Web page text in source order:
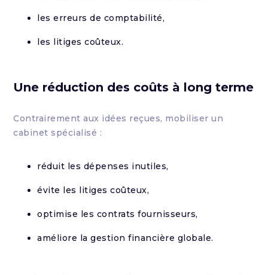
les erreurs de comptabilité,
les litiges coûteux.
Une réduction des coûts à long terme
Contrairement aux idées reçues, mobiliser un
cabinet spécialisé :
réduit les dépenses inutiles,
évite les litiges coûteux,
optimise les contrats fournisseurs,
améliore la gestion financière globale.